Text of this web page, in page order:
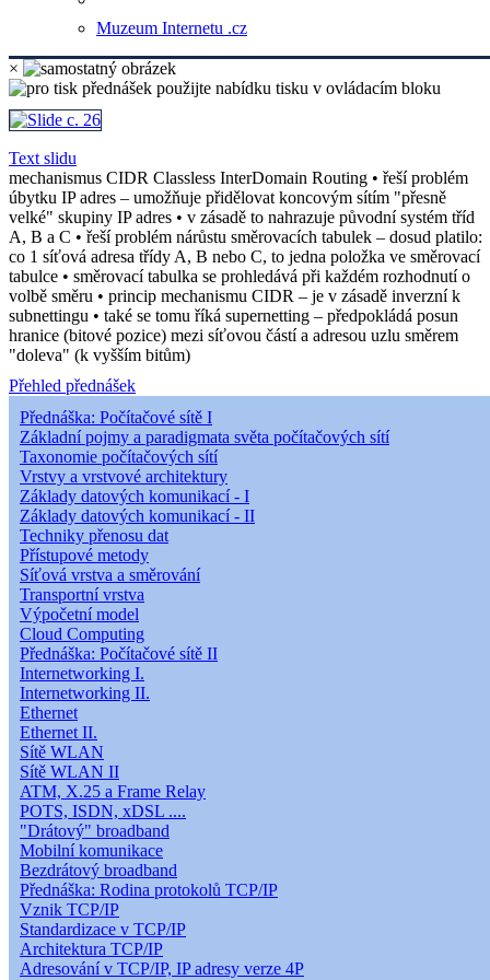
Muzeum Internetu .cz
×
Text slidu
mechanismus CIDR Classless InterDomain Routing • řeší problém
úbytku IP adres – umožňuje přidělovat koncovým sítím "přesně
velké" skupiny IP adres • v zásadě to nahrazuje původní systém tříd
A, B a C • řeší problém nárůstu směrovacích tabulek – dosud platilo:
co 1 síťová adresa třídy A, B nebo C, to jedna položka ve směrovací
tabulce • směrovací tabulka se prohledává při každém rozhodnutí o
volbě směru • princip mechanismu CIDR – je v zásadě inverzní k
subnettingu • také se tomu říká supernetting – předpokládá posun
hranice (bitové pozice) mezi síťovou částí a adresou uzlu směrem
"doleva" (k vyšším bitům)
Přehled přednášek
Přednáška: Počítačové sítě I
Základní pojmy a paradigmata světa počítačových sítí
Taxonomie počítačových sítí
Vrstvy a vrstvové architektury
Základy datových komunikací - I
Základy datových komunikací - II
Techniky přenosu dat
Přístupové metody
Síťová vrstva a směrování
Transportní vrstva
Výpočetní model
Cloud Computing
Přednáška: Počítačové sítě II
Internetworking I.
Internetworking II.
Ethernet
Ethernet II.
Sítě WLAN
Sítě WLAN II
ATM, X.25 a Frame Relay
POTS, ISDN, xDSL ....
"Drátový" broadband
Mobilní komunikace
Bezdrátový broadband
Přednáška: Rodina protokolů TCP/IP
Vznik TCP/IP
Standardizace v TCP/IP
Architektura TCP/IP
Adresování v TCP/IP, IP adresy verze 4P